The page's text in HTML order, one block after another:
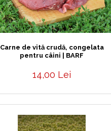
Carne de vită crudă, congelata
pentru câini | BARF
14,00 Lei